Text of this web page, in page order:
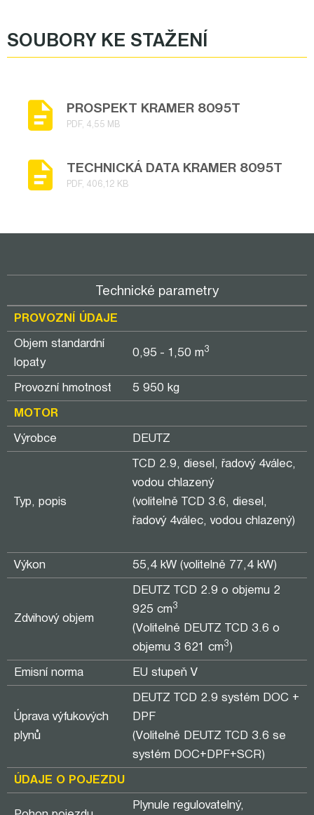
SOUBORY KE STAŽENÍ
PROSPEKT KRAMER 8095T
PDF, 4,55 MB
TECHNICKÁ DATA KRAMER 8095T
PDF, 406,12 KB
Technické parametry
PROVOZNÍ ÚDAJE
Objem standardní
lopaty
0,95 - 1,50 m3
Provozní hmotnost 5 950 kg
MOTOR
Výrobce DEUTZ
Typ, popis
TCD 2.9, diesel, řadový 4válec,
vodou chlazený
(volitelně TCD 3.6, diesel,
řadový 4válec, vodou chlazený)
Výkon 55,4 kW (volitelně 77,4 kW)
Zdvihový objem
DEUTZ TCD 2.9 o objemu 2
925 cm3
(Volitelně DEUTZ TCD 3.6 o
objemu 3 621 cm3)
Emisní norma EU stupeň V
Úprava výfukových
plynů
DEUTZ TCD 2.9 systém DOC +
DPF
(Volitelně DEUTZ TCD 3.6 se
systém DOC+DPF+SCR)
ÚDAJE O POJEZDU
Plynule regulovatelný,